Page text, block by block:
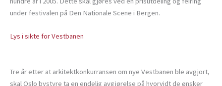
under festivalen på Den Nationale Scene i Bergen.
Lys i sikte for Vestbanen
Tre år etter at arkitektkonkurransen om nye Vestbanen ble avgjort,
skal Oslo bystyre ta en endelig avgjørelse på hvorvidt de ønsker